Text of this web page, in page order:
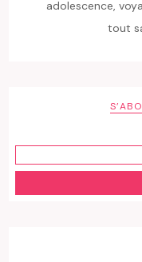
adolescence,
tout